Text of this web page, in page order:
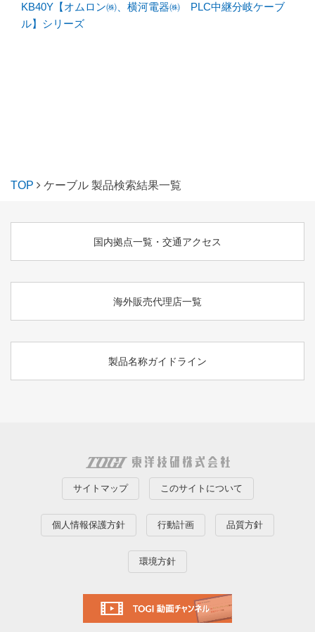
KB40Y【オムロン㈱、横河電器㈱ PLC中継分岐ケーブ
ル】シリーズ
TOP ケーブル 製品検索結果一覧
国内拠点一覧・交通アクセス
海外販売代理店一覧
製品名称ガイドライン
サイトマップ このサイトについて
個人情報保護方針 行動計画 品質方針
環境方針